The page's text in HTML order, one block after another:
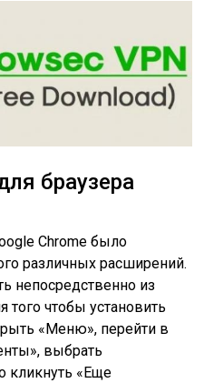
браузера
Chrome было
различных расширений.
непосредственно из
того чтобы установить
«Меню», перейти в
выбрать
кликнуть «Еще